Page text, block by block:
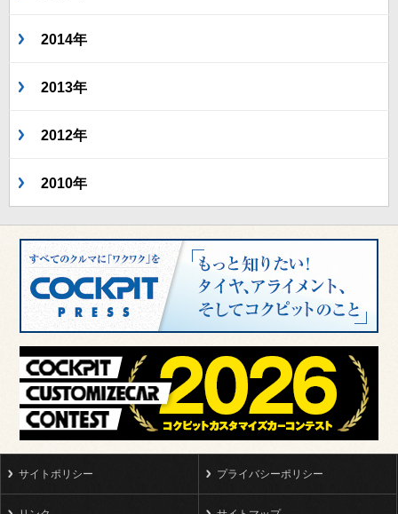
2014年
2013年
2012年
2010年
サイトポリシー プライバシーポリシー